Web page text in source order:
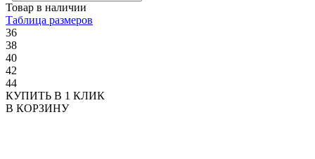
Товар в наличии
Таблица размеров
36
38
40
42
44
КУПИТЬ В 1 КЛИК
В КОРЗИНУ